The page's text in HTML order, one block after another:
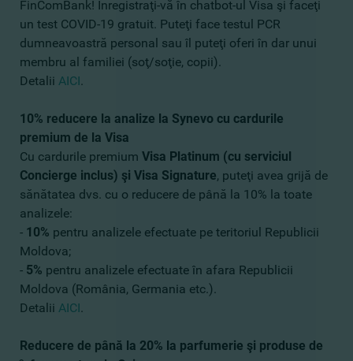
FinComBank! Înregistraţi-vă în chatbot-ul Visa şi faceţi
un test COVID-19 gratuit. Puteţi face testul PCR
dumneavoastră personal sau îl puteţi oferi în dar unui
membru al familiei (soţ/soţie, copii).
Detalii AICI.
10% reducere la analize la Synevo cu cardurile
premium de la Visa
Cu cardurile premium Visa Platinum (cu serviciul
Concierge inclus) şi Visa Signature, puteţi avea grijă de
sănătatea dvs. cu o reducere de până la 10% la toate
analizele:
- 10% pentru analizele efectuate pe teritoriul Republicii
Moldova;
- 5% pentru analizele efectuate în afara Republicii
Moldova (România, Germania etc.).
Detalii AICI.
Reducere de până la 20% la parfumerie şi produse de